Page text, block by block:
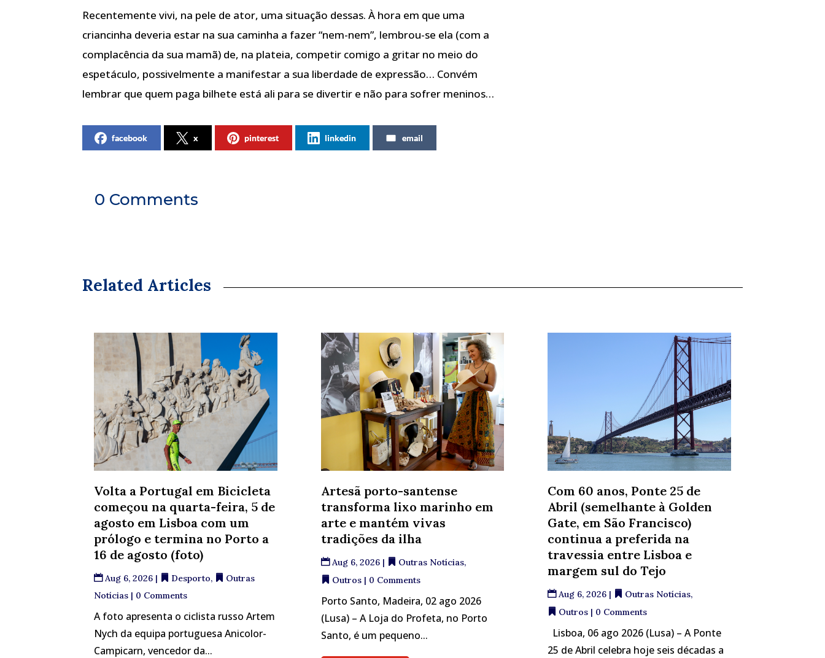
Recentemente vivi, na pele de ator, uma situação dessas. À hora em que uma
criancinha deveria estar na sua caminha a fazer “nem-nem”, lembrou-se ela (com a
complacência da sua mamã) de, na plateia, competir comigo a gritar no meio do
espetáculo, possivelmente a manifestar a sua liberdade de expressão… Convém
lembrar que quem paga bilhete está ali para se divertir e não para sofrer meninos…
facebook x pinterest linkedin email
0 Comments
Related Articles
Volta a Portugal em Bicicleta
começou na quarta-feira, 5 de
agosto em Lisboa com um
prólogo e termina no Porto a
16 de agosto (foto)
Aug 6, 2026 | Desporto,
Outras
Notícias | 0 Comments
A foto apresenta o ciclista russo Artem
Nych da equipa portuguesa Anicolor-
Campicarn, vencedor da...
Artesã porto-santense
transforma lixo marinho em
arte e mantém vivas
tradições da ilha
Aug 6, 2026| Outras Notícias,
Outros| 0 Comments
Porto Santo, Madeira, 02 ago 2026
(Lusa) – A Loja do Profeta, no Porto
Santo, é um pequeno...
Com 60 anos, Ponte 25 de
Abril (semelhante à Golden
Gate, em São Francisco)
continua a preferida na
travessia entre Lisboa e
margem sul do Tejo
Aug 6, 2026| Outras Notícias,
Outros| 0 Comments
Lisboa, 06 ago 2026 (Lusa) – A Ponte
25 de Abril celebra hoje seis décadas a